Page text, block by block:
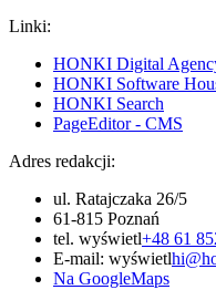
Linki:
HONKI Digital
HONKI Software
HONKI Search
PageEditor - CMS
Adres redakcji:
ul. Ratajczaka 26/5
61-815 Poznań
tel. wyświetl+48 61
E-mail: wyświetl
Na GoogleMaps